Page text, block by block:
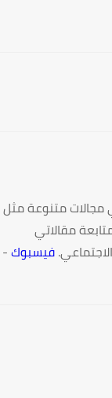
متنوعة مثل
مقالاتي
فيسبوك-